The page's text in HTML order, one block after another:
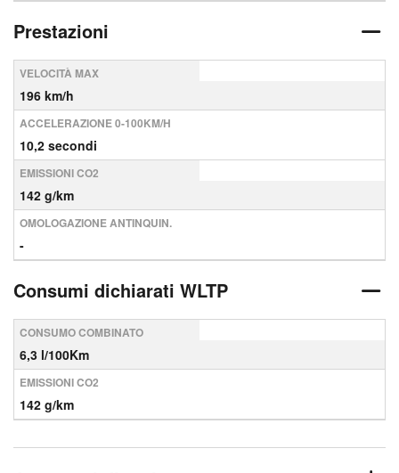
Prestazioni
VELOCITÀ MAX
196 km/h
ACCELERAZIONE 0-100KM/H
10,2 secondi
EMISSIONI CO2
142 g/km
OMOLOGAZIONE ANTINQUIN.
-
Consumi dichiarati WLTP
CONSUMO COMBINATO
6,3 l/100Km
EMISSIONI CO2
142 g/km